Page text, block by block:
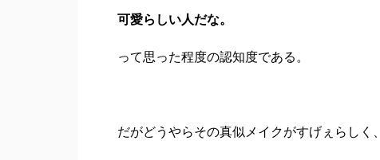
可愛らしい人だな。
って思った程度の認知度である。
だがどうやらその真似メイクがすげぇらしく、